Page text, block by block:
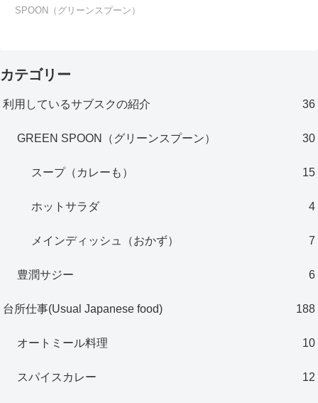
SPOON（グリーンスプーン）
カテゴリー
利用しているサブスクの紹介 36
GREEN SPOON（グリーンスプーン） 30
スープ（カレーも） 15
ホットサラダ 4
メインディッシュ（おかず） 7
豊潤サジー 6
台所仕事(Usual Japanese food) 188
オートミール料理 10
スパイスカレー 12